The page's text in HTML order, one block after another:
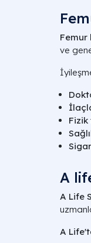
Femur
ve
Fizik
A
A Life
A